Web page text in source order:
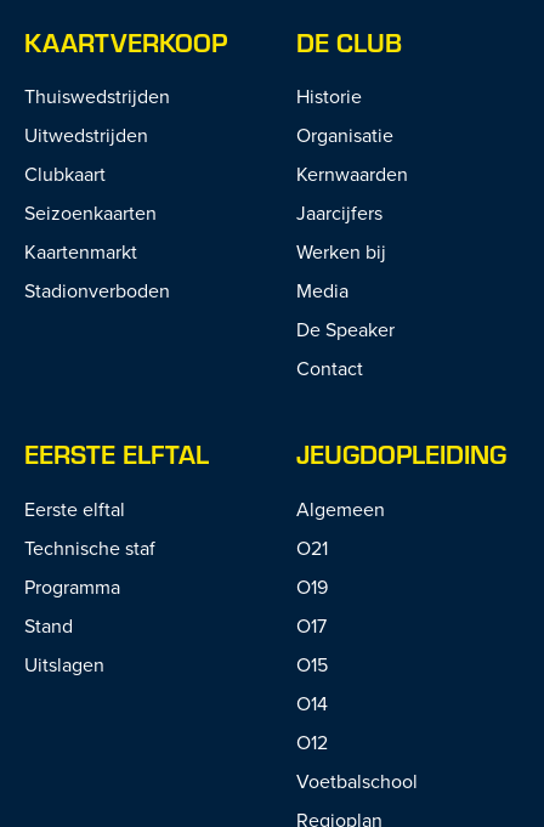
KAARTVERKOOP
Thuiswedstrijden
Uitwedstrijden
Clubkaart
Seizoenkaarten
Kaartenmarkt
Stadionverboden
DE CLUB
Historie
Organisatie
Kernwaarden
Jaarcijfers
Werken bij
Media
De Speaker
Contact
EERSTE ELFTAL
Eerste elftal
Technische staf
Programma
Stand
Uitslagen
JEUGDOPLEIDING
Algemeen
O21
O19
O17
O15
O14
O12
Voetbalschool
Regioplan